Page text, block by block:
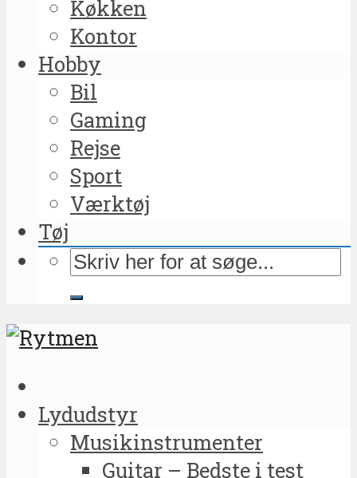
Køkken
Kontor
Hobby
Bil
Gaming
Rejse
Sport
Værktøj
Tøj
Lydudstyr
Musikinstrumenter
Guitar – Bedste i test